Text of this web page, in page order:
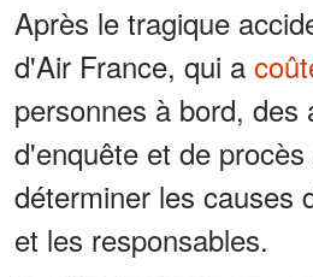
Après le tragique
d'Air France, qui a
personnes à bord, des
d'enquête et de
déterminer les causes
et les responsables.